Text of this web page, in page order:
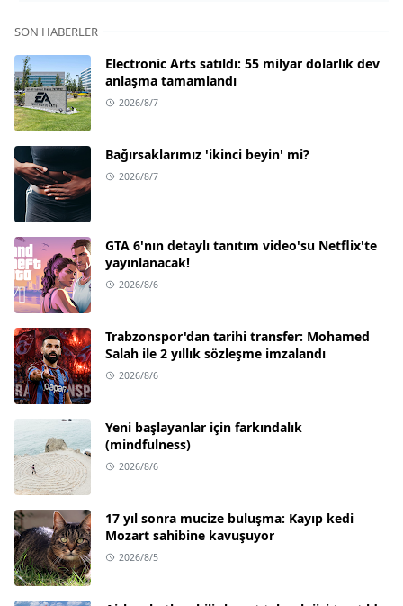
SON HABERLER
Electronic Arts satıldı: 55 milyar dolarlık dev
anlaşma tamamlandı
2026/8/7
Bağırsaklarımız 'ikinci beyin' mi?
2026/8/7
GTA 6'nın detaylı tanıtım video'su Netflix'te
yayınlanacak!
2026/8/6
Trabzonspor'dan tarihi transfer: Mohamed
Salah ile 2 yıllık sözleşme imzalandı
2026/8/6
Yeni başlayanlar için farkındalık
(mindfulness)
2026/8/6
17 yıl sonra mucize buluşma: Kayıp kedi
Mozart sahibine kavuşuyor
2026/8/5